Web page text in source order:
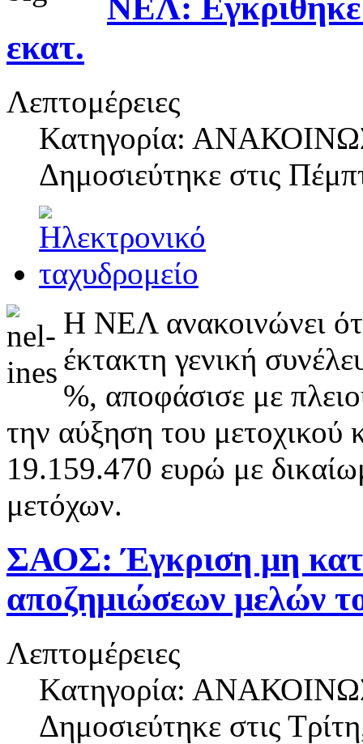
ΝΕΛ: Εγκρίθηκε
εκατ.
Λεπτομέρειες
Κατηγορία:
Δημοσιεύτηκε στις
Η ΝΕΛ ανακοινώνει
έκτακτη γενική
%, αποφάσισε με
την αύξηση του μετοχικού
19.159.470 ευρώ με
μετόχων.
ΣΑΟΣ: Έγκριση μη
αποζημιώσεων μελών
Λεπτομέρειες
Κατηγορία:
Δημοσιεύτηκε στις